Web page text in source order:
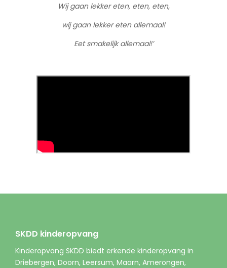
Wij gaan lekker eten, eten, eten,
wij gaan lekker eten allemaal!
Eet smakelijk allemaal!’
SKDD kinderopvang
Kinderopvang SKDD biedt erkende kinderopvang in
Driebergen, Doorn, Leersum, Maarn, Amerongen,